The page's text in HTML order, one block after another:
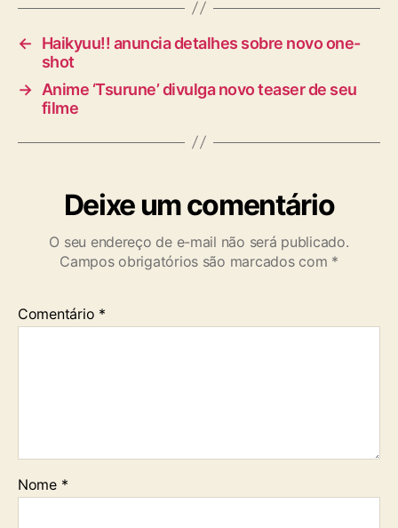
←
Haikyuu!! anuncia detalhes sobre novo one-
shot
→ Anime ‘Tsurune’ divulga novo teaser de seu
filme
Deixe um comentário
O seu endereço de e-mail não será publicado.
Campos obrigatórios são marcados com *
Comentário *
Nome *